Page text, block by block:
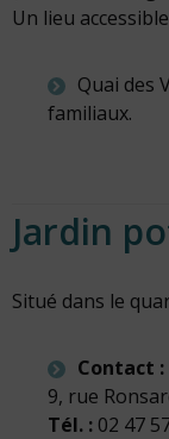
Un lieu
Quai des
familiaux.
Jardin
Situé dans le
Contact :
9, rue
Tél. : 02 47